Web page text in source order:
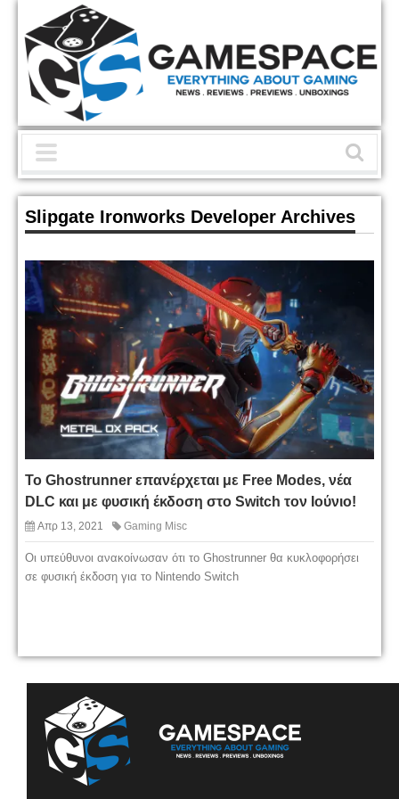
Slipgate Ironworks Developer Archives
To Ghostrunner επανέρχεται με Free Modes, νέα
DLC και με φυσική έκδοση στο Switch τον Ιούνιο!
Απρ 13, 2021 Gaming Misc
Οι υπεύθυνοι ανακοίνωσαν ότι το Ghostrunner θα κυκλοφορήσει
σε φυσική έκδοση για το Nintendo Switch